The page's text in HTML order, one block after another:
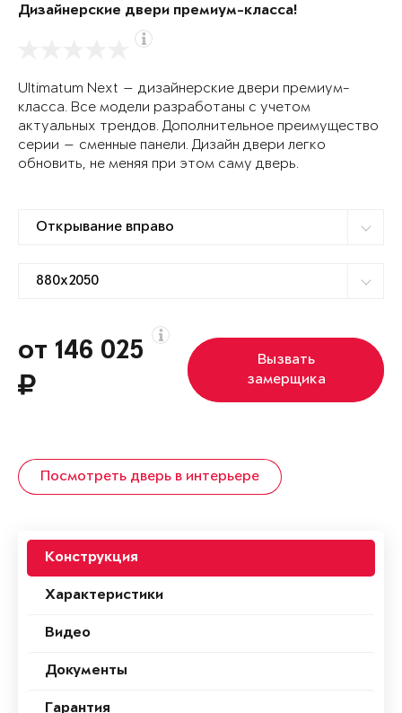
Дизайнерские двери премиум-класса!
Ultimatum Next — дизайнерские двери премиум-
класса. Все модели разработаны с учетом
актуальных трендов. Дополнительное преимущество
серии — сменные панели. Дизайн двери легко
обновить, не меняя при этом саму дверь.
от 146 025
Вызвать
замерщика
Посмотреть дверь в интерьере
Конструкция
Характеристики
Видео
Документы
Гарантия